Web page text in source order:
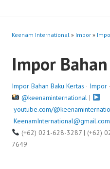
Keenam International » Impor »
Impor
Impor Bahan Baku Kertas · Impor ·
@keenaminternational|
youtube.com/
KeenamInternational@gmail.com
(+62) 021-628-3287 | (+62)
7649